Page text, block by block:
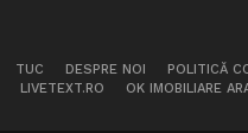
TUC DESPRE NOI POLITICĂ
LIVETEXT.RO OK IMOBILIARE